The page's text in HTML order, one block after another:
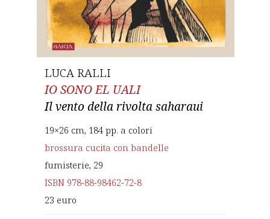
LUCA RALLI
IO SONO EL UALI
Il vento della rivolta saharaui
19×26 cm, 184 pp. a colori
brossura cucita con bandelle
fumisterie, 29
ISBN 978-88-98462-72-8
23 euro